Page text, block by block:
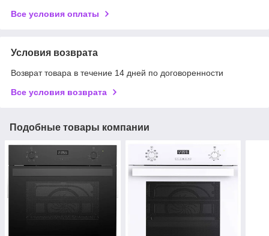
Все условия оплаты
Условия возврата
Возврат товара в течение 14 дней по договоренности
Все условия возврата
Подобные товары компании